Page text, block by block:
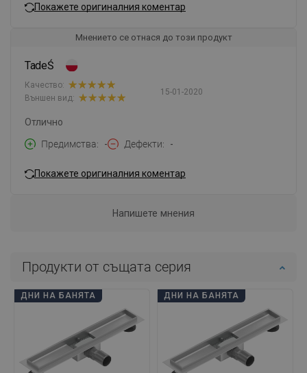
Покажете оригиналния коментар
Мнението се отнася до този продукт
TadeŚ
15-01-2020
Качество:
Външен вид:
Отлично
Предимства
- Дефекти -
Покажете оригиналния коментар
Напишете мнения
Продукти от същата серия
ДНИ НА БАНЯТА ДНИ НА БАНЯТА